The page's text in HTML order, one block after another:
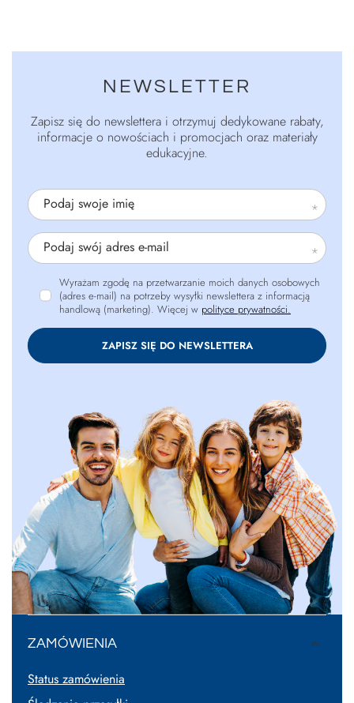
NEWSLETTER
Zapisz się do newslettera i otrzymuj dedykowane rabaty,
informacje o nowościach i promocjach oraz materiały
edukacyjne.
Podaj swoje imię
Podaj swój adres e-mail
Wyrażam zgodę na przetwarzanie moich danych osobowych
(adres e-mail) na potrzeby wysyłki newslettera z informacją
handlową (marketing). Więcej w polityce prywatności.
ZAPISZ SIĘ DO NEWSLETTERA
ZAMÓWIENIA
Status zamówienia